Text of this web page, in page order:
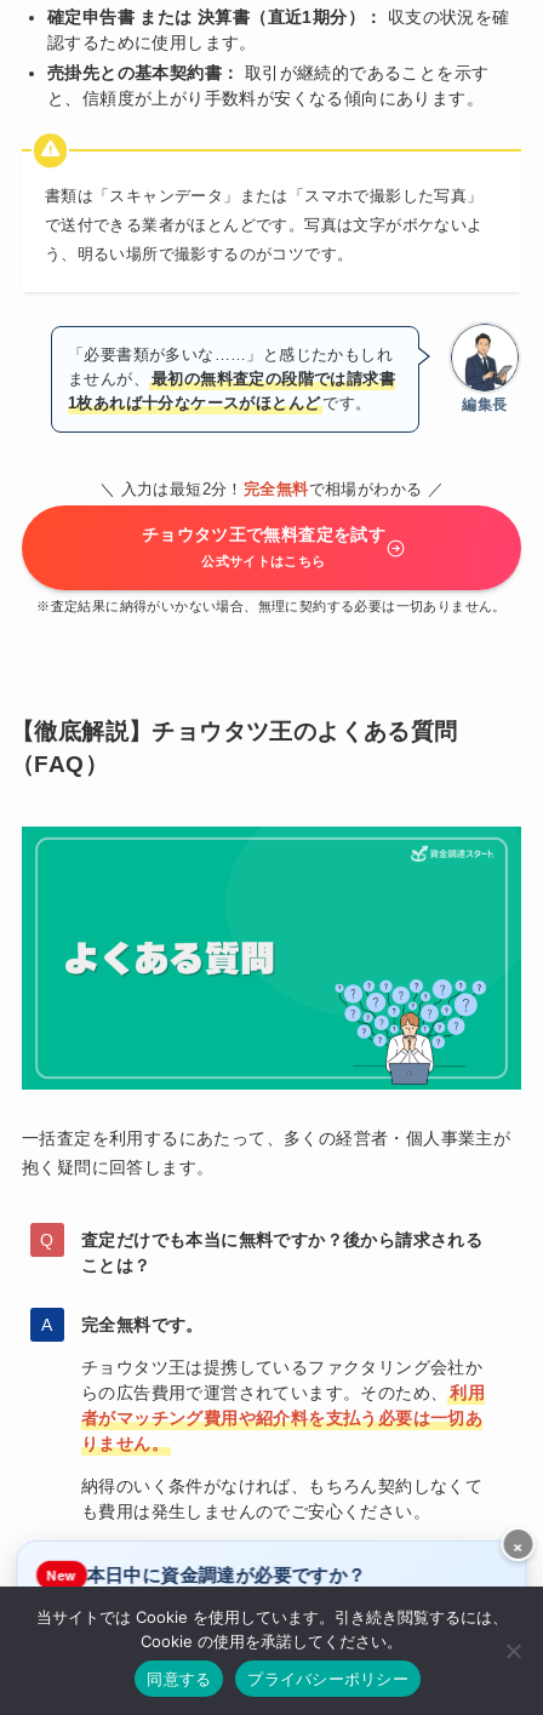
確定申告書 または 決算書（直近1期分）：
収支の状況を確
認するために使用します。
売掛先との基本契約書：
取引が継続的であることを示す
と、信頼度が上がり手数料が安くなる傾向にあります。
書類は「スキャンデータ」または「スマホで撮影した写真」
で送付できる業者がほとんどです。写真は文字がボケないよ
う、明るい場所で撮影するのがコツです。
編集長
「必要書類が多いな……」と感じたかもしれ
ませんが、
最初の無料査定の段階では請求書
1枚あれば十分なケースがほとんどです。
＼ 入力は最短2分！ 完全無料で相場がわかる ／
チョウタツ王で無料査定を試す
公式サイトはこちら
※査定結果に納得がいかない場合、無理に契約する必要は一切ありません。
【徹底解説】チョウタツ王のよくある質問
（FAQ）
一括査定を利用するにあたって、多くの経営者・個人事業主が
抱く疑問に回答します。
査定だけでも本当に無料ですか？後から請求される
ことは？
完全無料です。
チョウタツ王は提携しているファクタリング会社か
らの広告費用で運営されています。そのため、利用
者がマッチング費用や紹介料を支払う必要は一切あ
りません。
納得のいく条件がなければ、もちろん契約しなくて
も費用は発生しませんのでご安心ください。
地方の個人事業主ですが、来社なしで利用できます
か？
はい、全国対応・来社不要で利用可能です。
当サイトでは Cookie を使用しています。引き続き閲覧するには、
Cookie の使用を承諾してください。
同意する
プライバシーポリシー
×
New 本日中に資金調達が必要ですか？
はい
ラボルで休日即日入金
いいえ
休み明けでお得なQuQuMo